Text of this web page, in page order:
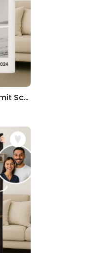
Personalisierbare Decke mit Schwarz Weiß Fotos und Text